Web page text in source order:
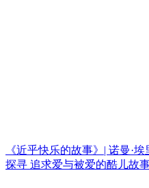
《近乎快乐的故事》| 诺曼·
探寻 追求爱与被爱的酷儿故